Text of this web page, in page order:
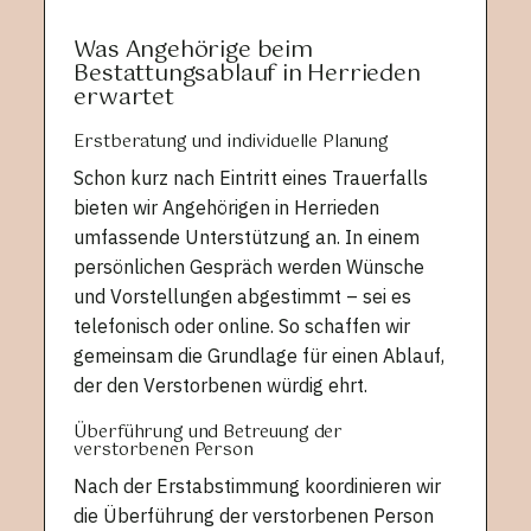
Was Angehörige beim
Bestattungsablauf in Herrieden
erwartet
Erstberatung und individuelle Planung
Schon kurz nach Eintritt eines Trauerfalls
bieten wir Angehörigen in Herrieden
umfassende Unterstützung an. In einem
persönlichen Gespräch werden Wünsche
und Vorstellungen abgestimmt – sei es
telefonisch oder online. So schaffen wir
gemeinsam die Grundlage für einen Ablauf,
der den Verstorbenen würdig ehrt.
Überführung und Betreuung der
verstorbenen Person
Nach der Erstabstimmung koordinieren wir
die Überführung der verstorbenen Person